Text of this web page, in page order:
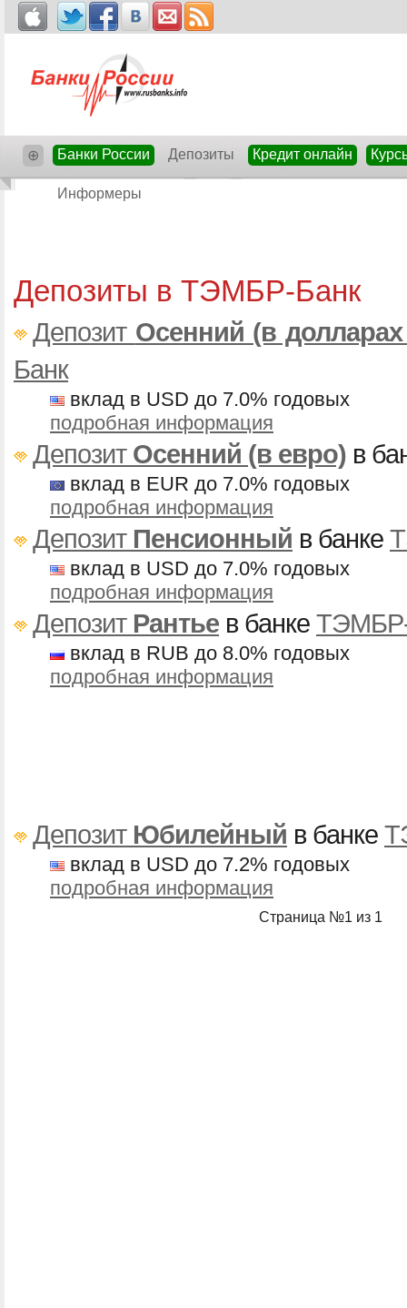
⊕ Банки России Депозиты Кредит онлайн
Информеры
Депозиты в ТЭМБР-Банк
Депозит Осенний (в
Банк
вклад в USD до 7.0% годовых
подробная информация
Депозит Осенний (в евро) в
вклад в EUR до 7.0% годовых
подробная информация
Депозит Пенсионный в банке
вклад в USD до 7.0% годовых
подробная информация
Депозит Рантье в банке
вклад в RUB до 8.0% годовых
подробная информация
Депозит Юбилейный в банке
вклад в USD до 7.2% годовых
подробная информация
Страница №1 из 1